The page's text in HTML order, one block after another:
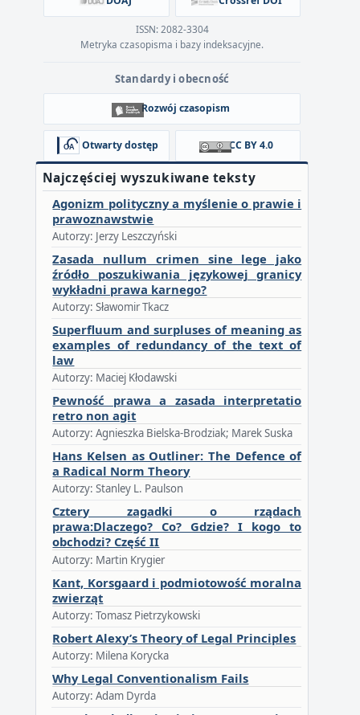
ISSN: 2082-3304
Metryka czasopisma i bazy indeksacyjne.
Standardy i obecność
Rozwój czasopism
Otwarty dostęp CC BY 4.0
Najczęściej wyszukiwane teksty
Agonizm polityczny a myślenie o prawie i
prawoznawstwie
Autorzy: Jerzy Leszczyński
Zasada nullum crimen sine lege jako
źródło poszukiwania językowej granicy
wykładni prawa karnego?
Autorzy: Sławomir Tkacz
Superfluum and surpluses of meaning as
examples of redundancy of the text of
law
Autorzy: Maciej Kłodawski
Pewność prawa a zasada interpretatio
retro non agit
Autorzy: Agnieszka Bielska-Brodziak; Marek Suska
Hans Kelsen as Outliner: The Defence of
a Radical Norm Theory
Autorzy: Stanley L. Paulson
Cztery zagadki o rządach
prawa:Dlaczego? Co? Gdzie? I kogo to
obchodzi? Część II
Autorzy: Martin Krygier
Kant, Korsgaard i podmiotowość moralna
zwierząt
Autorzy: Tomasz Pietrzykowski
Robert Alexy’s Theory of Legal Principles
Autorzy: Milena Korycka
Why Legal Conventionalism Fails
Autorzy: Adam Dyrda